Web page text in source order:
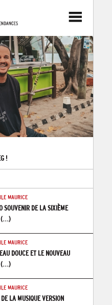
!
ILE MAURICE
SOUVENIR DE LA SIXIÈME
(...)
ILE MAURICE
DOUCE ET LE NOUVEAU
(...)
ILE MAURICE
LA MUSIQUE VERSION